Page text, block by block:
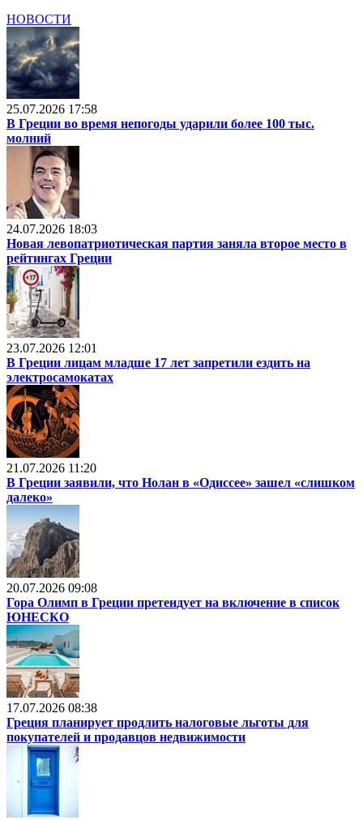
НОВОСТИ
25.07.2026 17:58
В Греции во время непогоды ударили более 100 тыс.
молний
24.07.2026 18:03
Новая левопатриотическая партия заняла второе место в
рейтингах Греции
23.07.2026 12:01
В Греции лицам младше 17 лет запретили ездить на
электросамокатах
21.07.2026 11:20
В Греции заявили, что Нолан в «Одиссее» зашел «слишком
далеко»
20.07.2026 09:08
Гора Олимп в Греции претендует на включение в список
ЮНЕСКО
17.07.2026 08:38
Греция планирует продлить налоговые льготы для
покупателей и продавцов недвижимости